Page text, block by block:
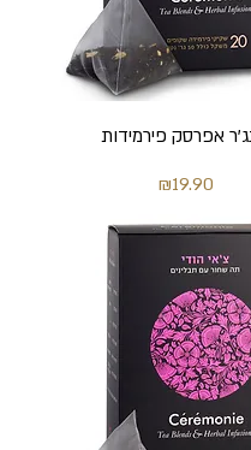
אפרסק פירמידות
מחיר
₪19.90